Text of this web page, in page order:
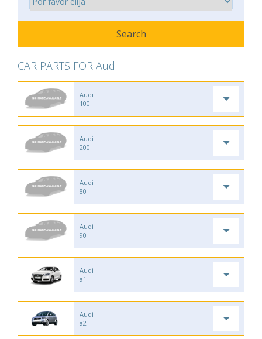
CAR PARTS FOR Audi
Audi
100
Audi
200
Audi
80
Audi
90
Audi
a1
Audi
a2